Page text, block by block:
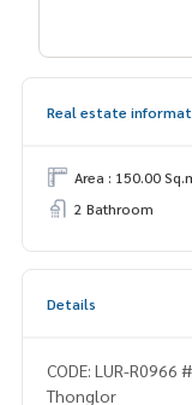
Real estate
Area : 150.00
2 Bathroom
Details
CODE: LUR-
Thonglor